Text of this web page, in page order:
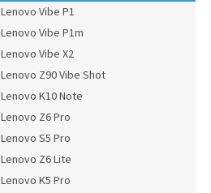
Lenovo Vibe P1
Lenovo Vibe P1m
Lenovo Vibe X2
Lenovo Z90 Vibe Shot
Lenovo K10 Note
Lenovo Z6 Pro
Lenovo S5 Pro
Lenovo Z6 Lite
Lenovo K5 Pro